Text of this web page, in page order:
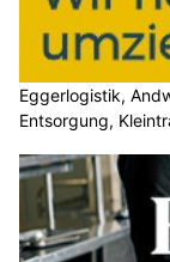
Eggerlogistik,
Entsorgung,